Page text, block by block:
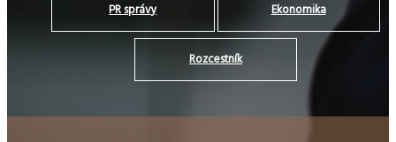
PR správy Ekonomika
Rozcestník